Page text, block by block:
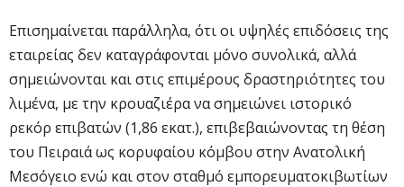
Επισημαίνεται παράλληλα, ότι οι υψηλές επιδόσεις της
εταιρείας δεν καταγράφονται μόνο συνολικά, αλλά
σημειώνονται και στις επιμέρους δραστηριότητες του
λιμένα, με την κρουαζιέρα να σημειώνει ιστορικό
ρεκόρ επιβατών (1,86 εκατ.), επιβεβαιώνοντας τη θέση
του Πειραιά ως κορυφαίου κόμβου στην Ανατολική
Μεσόγειο ενώ και στον σταθμό εμπορευματοκιβωτίων